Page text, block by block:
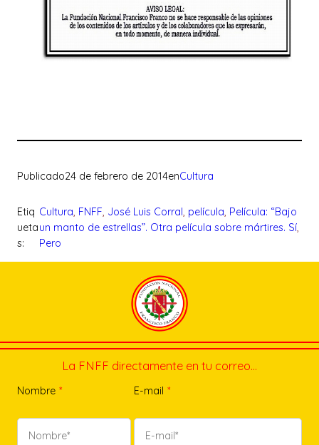
Publicado24 de febrero de 2014enCultura
Etiq
ueta
s:
Cultura, FNFF, José Luis Corral, película, Película: “Bajo
un manto de estrellas”. Otra película sobre mártires. Sí
Pero
La FNFF directamente en tu correo…
Nombre * E-mail *